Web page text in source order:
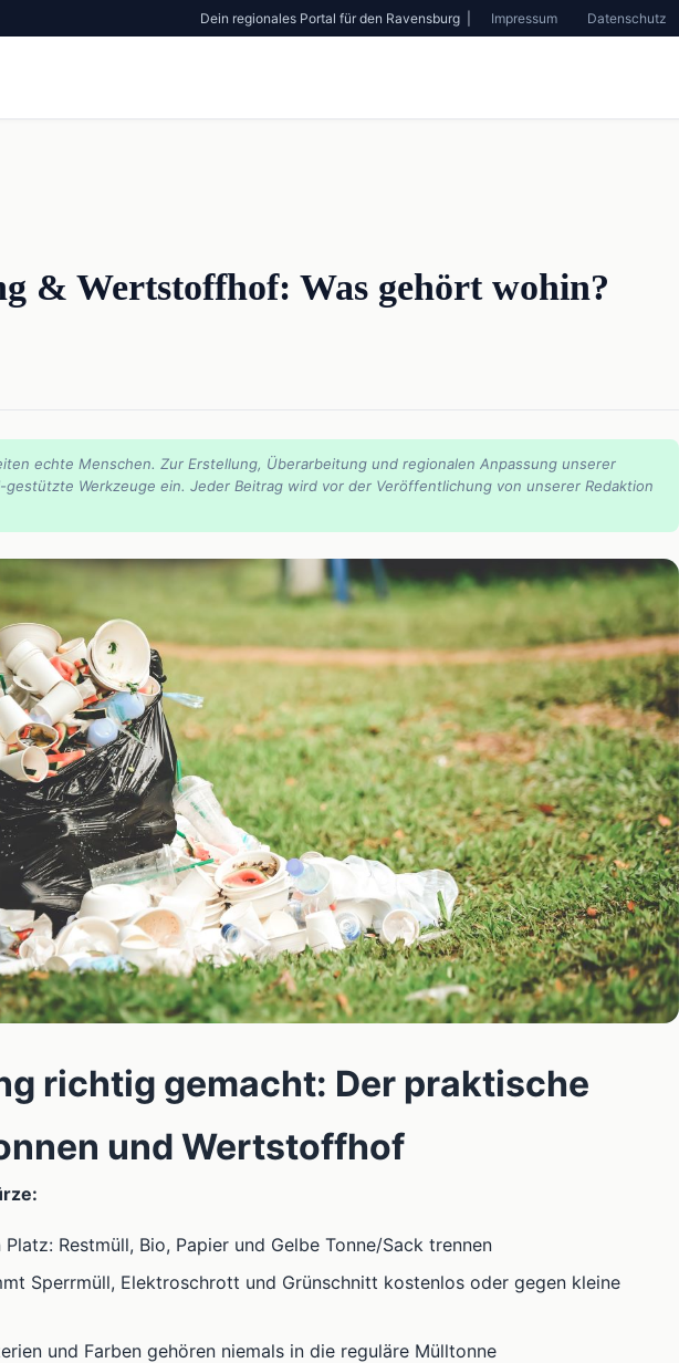
Dein regionales Portal für den Ravensburg | Impressum Datenschutz
& Wertstoffhof: Was gehört wohin?
echte Menschen. Zur Erstellung, Überarbeitung und regionalen Anpassung unserer
Werkzeuge ein. Jeder Beitrag wird vor der Veröffentlichung von unserer Redaktion
richtig gemacht: Der praktische
und Wertstoffhof
Restmüll, Bio, Papier und Gelbe Tonne/Sack trennen
Sperrmüll, Elektroschrott und Grünschnitt kostenlos oder gegen kleine
und Farben gehören niemals in die reguläre Mülltonne